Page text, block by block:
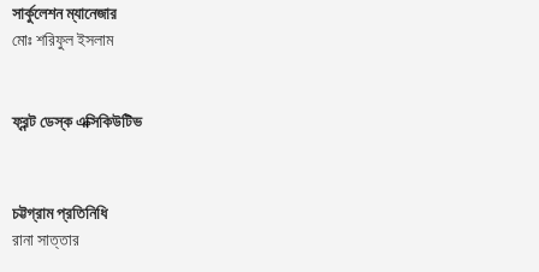
সার্কুলেশন ম্যানেজার
মোঃ শরিফুল ইসলাম
ফ্রন্ট ডেস্ক এক্সিকিউটিভ
চট্টগ্রাম প্রতিনিধি
রানা সাত্তার